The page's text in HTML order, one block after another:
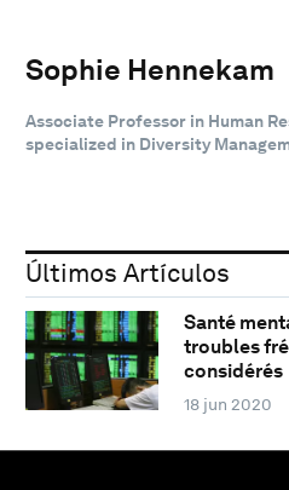
Sophie Hennekam
Associate Professor in Human
specialized in Diversity
Últimos Artículos
Santé
troubles
considérés
18 jun 2020